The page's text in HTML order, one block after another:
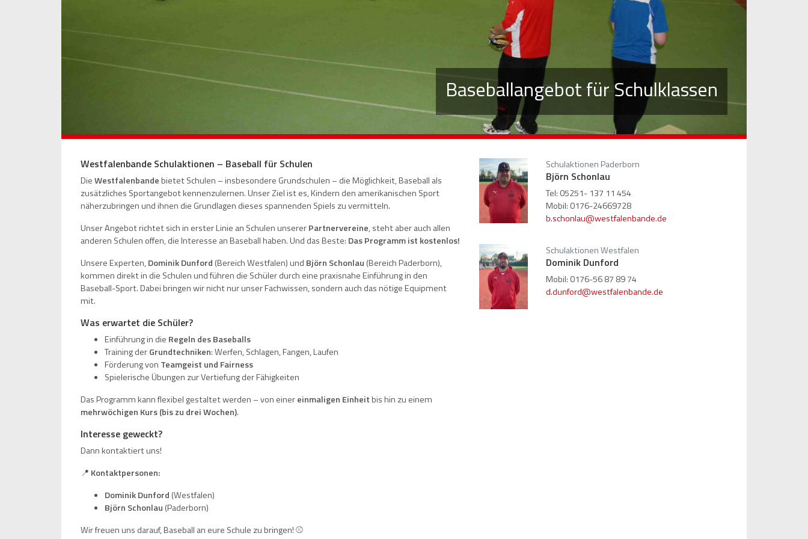
Baseballangebot für Schulklassen
Westfalenbande Schulaktionen – Baseball für Schulen
DieWestfalenbandebietet Schulen – insbesondere Grundschulen – die Möglichkeit, Baseball als
zusätzliches Sportangebot kennenzulernen. Unser Ziel ist es, Kindern den amerikanischen Sport
näherzubringen und ihnen die Grundlagen dieses spannenden Spiels zu vermitteln.
Unser Angebot richtet sich in erster Linie an Schulen unsererPartnervereine, steht aber auch allen
anderen Schulen offen, die Interesse an Baseball haben. Und das Beste: Das Programm ist kostenlos!
Unsere Experten,Dominik Dunford (Bereich Westfalen) und Björn Schonlau (Bereich Paderborn),
kommen direkt in die Schulen und führen die Schüler durch eine praxisnahe Einführung in den
Baseball-Sport. Dabei bringen wir nicht nur unser Fachwissen, sondern auch das nötige Equipment
mit.
Was erwartet die Schüler?
Einführung in die Regeln des Baseballs
Training derGrundtechniken: Werfen, Schlagen, Fangen, Laufen
Förderung von Teamgeist und Fairness
Spielerische Übungen zur Vertiefung der Fähigkeiten
Das Programm kann flexibel gestaltet werden – von einereinmaligen Einheitbis hin zu einem
mehrwöchigen Kurs (bis zu drei Wochen).
Interesse geweckt?
Dann kontaktiert uns!
📍 Kontaktpersonen:
Dominik Dunford (Westfalen)
Björn Schonlau (Paderborn)
Wir freuen uns darauf, Baseball an eure Schule zu bringen! ⚾
Schulaktionen Paderborn
Björn Schonlau
Tel: 05251- 137 11 454
Mobil: 0176-24669728
b.schonlau@westfalenbande.de
Schulaktionen Westfalen
Dominik Dunford
Mobil: 0176-56 87 89 74
d.dunford@westfalenbande.de